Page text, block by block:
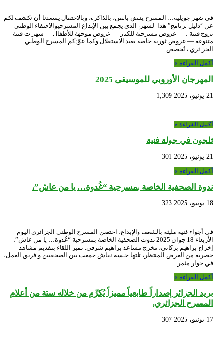
في شهر جويلية… المسرح ينبض بالفن، بالذاكرة، وبالاحتفال.يسعدنا أن نكشف لكم
عن “دليل برنامج” هذا الشهر، الذي يجمع بين الإبداع المسرحيوالاحتفاء الوطني
بروح فنية : — عروض مسرحية للكبار — عروض موجهة للأطفال — سهرات فنية
متنوعة — عروض ثورية خاصة بعيد الاستقلال وكما عوّدكم المسرح الوطني
الجزائري ، نُخصص …
أكمل القراءة »
المهرجان الأوروبي للموسيقى 2025
21 يونيو، 2025 1,309
أكمل القراءة »
ثلجون في جولة فنية
21 يونيو، 2025
301
أكمل القراءة »
ندوة الصحفية الخاصة بمسرحية “غُدوة… يا من عاش”،
18 يونيو، 2025 323
في أجواء فنية مليئة بالشغف والإبداع، احتضن المسرح الوطني الجزائري اليوم
الأربعاء 18 جوان 2025 ندوت الصحفية الخاصة بمسرحية “غُدوة… يا من عاش”،
إخراج براهيم بركاتي، مخرج مساعد براهيم شرقي. تميز اللقاء بتقديم مشاهد
حصرية من العرض المنتظر، تلتها جلسة نقاش جمعت بين الصحفيين و فريق العمل،
في حوار مثمر …
أكمل القراءة »
بريد الجزائر إصداراً طابعياً مميزاً يُكرِّم من خلاله ستة من أعلام
المسرح الجزائري.
17 يونيو، 2025 307